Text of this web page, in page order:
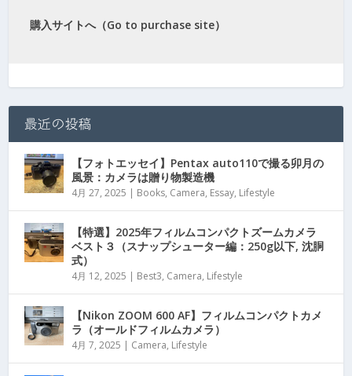
購入サイトへ（Go to purchase site）
最近の投稿
【フォトエッセイ】Pentax auto110で撮る卯月の
風景：カメラは贈り物製造機
4月 27, 2025 | Books, Camera, Essay, Lifestyle
【特選】2025年フィルムコンパクトズームカメラ
ベスト３（スナップシューター編：250g以下, 沈胴
式）
4月 12, 2025 | Best3, Camera, Lifestyle
【Nikon ZOOM 600 AF】フィルムコンパクトカメ
ラ（オールドフィルムカメラ）
4月 7, 2025 | Camera, Lifestyle